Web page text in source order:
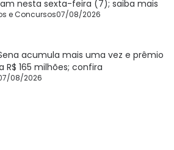
nesta sexta-feira (7); saiba mais
e Concursos07/08/2026
acumula mais uma vez e prêmio
R$ 165 milhões; confira
08/2026